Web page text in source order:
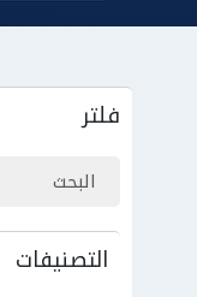
فلتر
التصنيفات